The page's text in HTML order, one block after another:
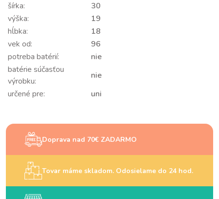
šírka:
30
výška:
19
hĺbka:
18
vek od:
96
potreba batérií:
nie
batérie súčasťou
výrobku:
nie
určené pre:
uni
Doprava nad 70€ ZADARMO
Tovar máme skladom. Odosielame do 24 hod.